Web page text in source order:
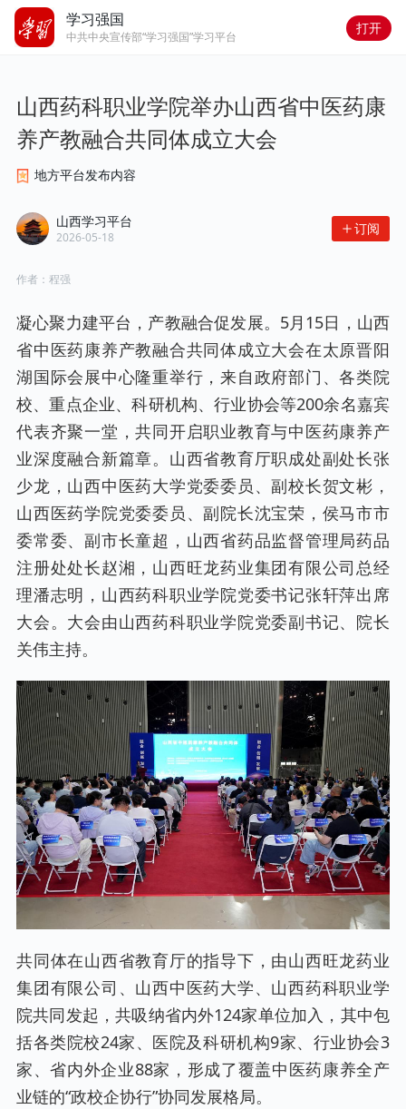
学习强国
中共中央宣传部“学习强国”学习平台
打开
山西药科职业学院举办山西省中医药康
养产教融合共同体成立大会
地方平台发布内容
山西学习平台
2026-05-18
订阅
作者： 程强
凝心聚力建平台，产教融合促发展。5月15日，山西
省中医药康养产教融合共同体成立大会在太原晋阳
湖国际会展中心隆重举行，来自政府部门、各类院
校、重点企业、科研机构、行业协会等200余名嘉宾
代表齐聚一堂，共同开启职业教育与中医药康养产
业深度融合新篇章。山西省教育厅职成处副处长张
少龙，山西中医药大学党委委员、副校长贺文彬，
山西医药学院党委委员、副院长沈宝荣，侯马市市
委常委、副市长童超，山西省药品监督管理局药品
注册处处长赵湘，山西旺龙药业集团有限公司总经
理潘志明，山西药科职业学院党委书记张轩萍出席
大会。大会由山西药科职业学院党委副书记、院长
关伟主持。
共同体在山西省教育厅的指导下，由山西旺龙药业
集团有限公司、山西中医药大学、山西药科职业学
院共同发起，共吸纳省内外124家单位加入，其中包
括各类院校24家、医院及科研机构9家、行业协会3
家、省内外企业88家，形成了覆盖中医药康养全产
业链的“政校企协行”协同发展格局。